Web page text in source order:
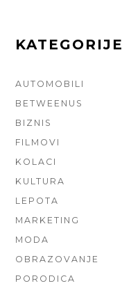
KATEGORIJE
AUTOMOBILI
BETWEENUS
BIZNIS
FILMOVI
KOLACI
KULTURA
LEPOTA
MARKETING
MODA
OBRAZOVANJE
PORODICA